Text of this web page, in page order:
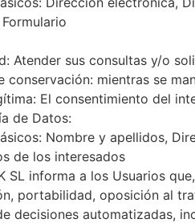
Atender sus consultas y/o
conservación: mientras se
El consentimiento del
de Datos:
Nombre y apellidos,
de los interesados
SL informa a los Usuarios
portabilidad, oposición al
decisiones automatizadas,